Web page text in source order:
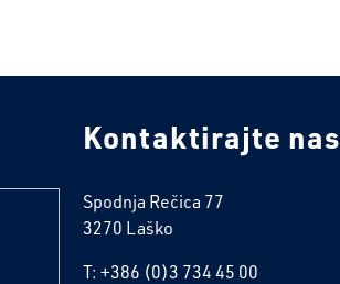
Kontaktirajte nas
Spodnja Rečica 77
3270 Laško
T: +386 (0)3 734 45 00